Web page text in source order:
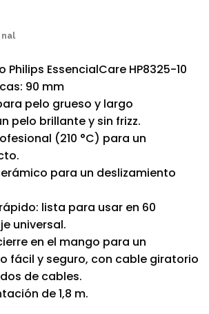
Philips EssencialCare HP8325-10
90 mm
pelo grueso y largo
pelo brillante y sin frizz.
(210 °C) para un
para un deslizamiento
lista para usar en 60
universal.
en el mango para un
fácil y seguro, con cable giratorio
de cables.
de 1,8 m.